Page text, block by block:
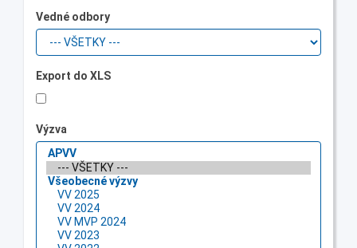
Vedné odbory
Export do XLS
Výzva